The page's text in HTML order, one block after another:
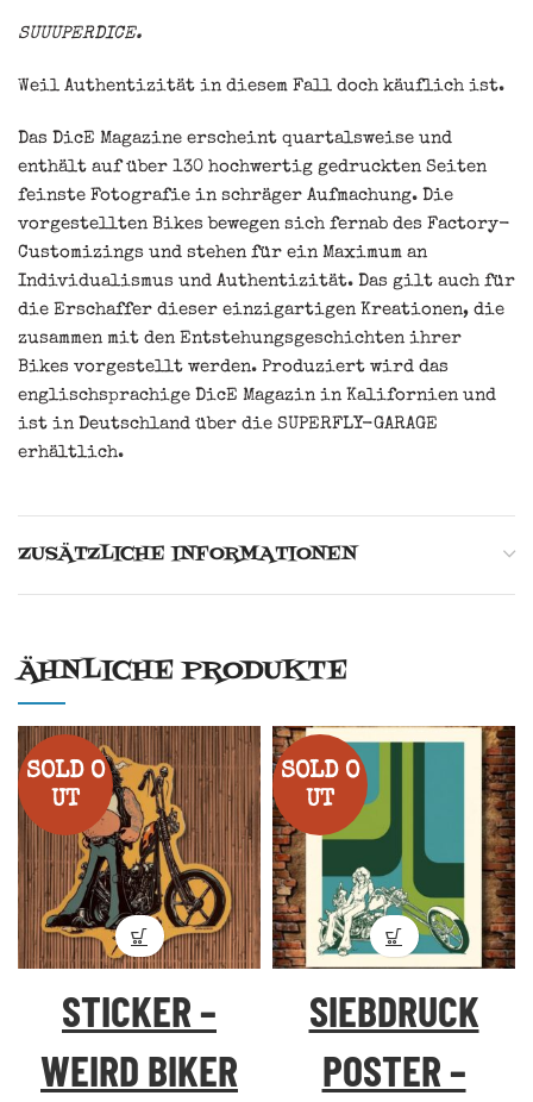
SUUUPERDICE.
Weil Authentizität in diesem Fall doch käuflich ist.
Das DicE Magazine erscheint quartalsweise und
enthält auf über 130 hochwertig gedruckten Seiten
feinste Fotografie in schräger Aufmachung. Die
vorgestellten Bikes bewegen sich fernab des Factory-
Customizings und stehen für ein Maximum an
Individualismus und Authentizität. Das gilt auch für
die Erschaffer dieser einzigartigen Kreationen, die
zusammen mit den Entstehungsgeschichten ihrer
Bikes vorgestellt werden. Produziert wird das
englischsprachige DicE Magazin in Kalifornien und
ist in Deutschland über die SUPERFLY-GARAGE
erhältlich.
ZUSÄTZLICHE INFORMATIONEN
ÄHNLICHE PRODUKTE
SOLD O
UT
STICKER –
WEIRD BIKER
SOLD O
UT
SIEBDRUCK
POSTER –